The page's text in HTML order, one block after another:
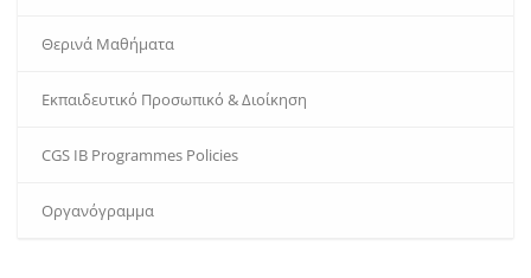
Θερινά Μαθήματα
Εκπαιδευτικό Προσωπικό & Διοίκηση
CGS IB Programmes Policies
Οργανόγραμμα